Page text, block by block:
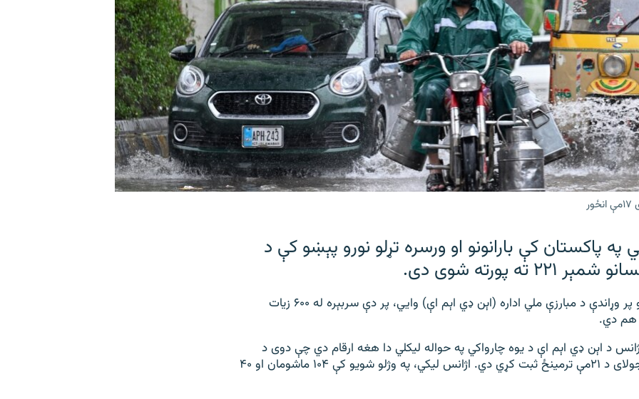
په پاکستان کې بارانونو او ورسره تړلو نورو پېښو کې د
ته پورته شوی دی.
د طبیعي ناورینونو پر وړاندې د مبارزې ملي اداره (اېن ډي اېم اې) وايي، پر دې سربېره له ۶۰۰ زیات
هم دي.
د اېن ډي اېم اې د یوه چارواکي په حواله لیکلي دا هغه ارقام دي چې دوی د
جون ۲۶مې او د جولای د ۲۱مې ترمینځ ثبت کړي دي. اژانس لیکي، په وژلو شویو کې ۱۰۴ ماشومان او ۴۰